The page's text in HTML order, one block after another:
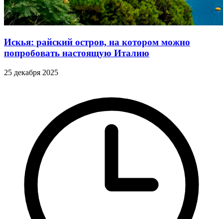
Искья: райский остров, на котором можно
попробовать настоящую Италию
25 декабря 2025